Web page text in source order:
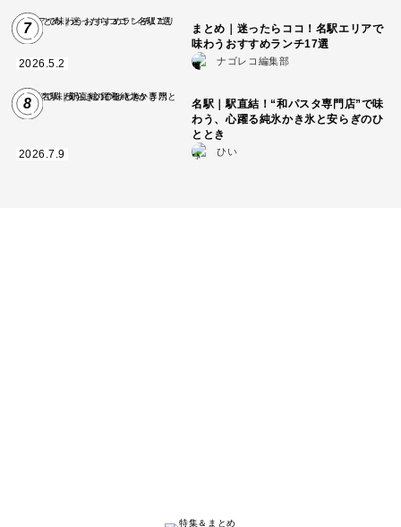
7
2026.5.2
まとめ｜迷ったらココ！名駅エリアで
味わうおすすめランチ17選
ナゴレコ編集部
8
2026.7.9
名駅｜駅直結！“和パスタ専門店”で味
わう、心躍る純氷かき氷と安らぎのひ
ととき
ひい